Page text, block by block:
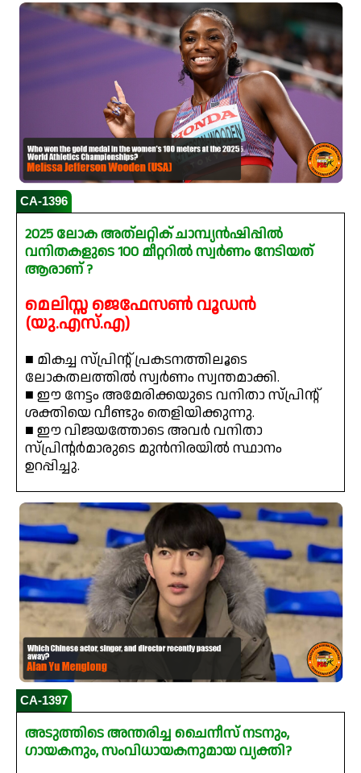
CA-1396
2025 ലോക അത്ലറ്റിക് ചാമ്പ്യൻഷിപ്പിൽ
വനിതകളുടെ 100 മീറ്ററിൽ സ്വർണം നേടിയത്
ആരാണ് ?
മെലിസ്സ ജെഫേസൺ വൂഡൻ
(യു.എസ്.എ)
■ മികച്ച സ്പ്രിന്റ് പ്രകടനത്തിലൂടെ
ലോകതലത്തിൽ സ്വർണം സ്വന്തമാക്കി.
■ ഈ നേട്ടം അമേരിക്കയുടെ വനിതാ സ്പ്രിന്റ്
ശക്തിയെ വീണ്ടും തെളിയിക്കുന്നു.
■ ഈ വിജയത്തോടെ അവർ വനിതാ
സ്പ്രിന്റർമാരുടെ മുൻനിരയിൽ സ്ഥാനം
ഉറപ്പിച്ചു.
CA-1397
അടുത്തിടെ അന്തരിച്ച ചൈനീസ് നടനും,
ഗായകനും, സംവിധായകനുമായ വ്യക്തി?